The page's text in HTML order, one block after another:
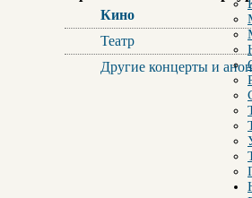
Кино
Театр
Другие концерты и